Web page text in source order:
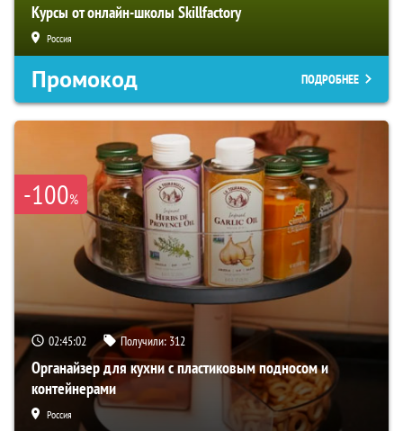
Курсы от онлайн-школы Skillfactory
Россия
Промокод ПОДРОБНЕЕ
-100%
02:45:00 Получили: 312
Органайзер для кухни с пластиковым подносом и
контейнерами
Россия